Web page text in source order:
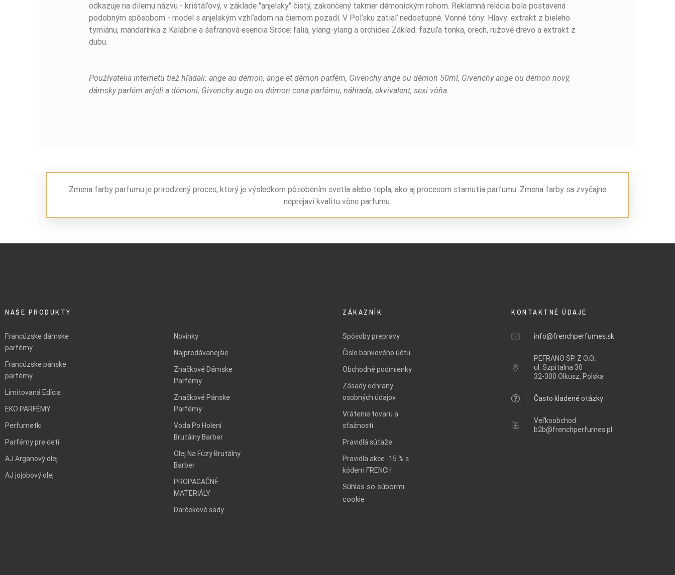
odkazuje na dilemu názvu - krištáľový, v základe "anjelsky" čistý, zakončený takmer démonickým rohom. Reklamná relácia bola postavená
podobným spôsobom - model s anjelským vzhľadom na čiernom pozadí. V Poľsku zatiaľ nedostupné. Vonné tóny: Hlavy: extrakt z bieleho
tymiánu, mandarínka z Kalábrie a šafranová esencia Srdce: ľalia, ylang-ylang a orchidea Základ: fazuľa tonka, orech, ružové drevo a extrakt z
dubu.
Používatelia internetu tiež hľadali: ange au démon, ange et démon parfém, Givenchy ange ou démon 50ml, Givenchy ange ou démon nový,
dámsky parfém anjeli a démoni, Givenchy auge ou démon cena parfému, náhrada, ekvivalent, sexi vôňa.
Zmena farby parfumu je prirodzený proces, ktorý je výsledkom pôsobením svetla alebo tepla, ako aj procesom starnutia parfumu. Zmena farby sa zvyčajne
neprejaví kvalitu vône parfumu.
NAŠE PRODUKTY
Francúzske dámske
parfémy
Francúzske pánske
parfémy
Limitovaná Edícia
EKO PARFÉMY
Perfumetki
Parfémy pre deti
AJ Arganový olej
AJ jojobový olej
Novinky
Najpredávanejšie
Značkové Dámske
Parfémy
Značkové Pánske
Parfémy
Voda Po Holení
Brutálny Barber
Olej Na Fúzy Brutálny
Barber
PROPAGAČNÉ
MATERIÁLY
Darčekové sady
ZÁKAZNÍK
Spôsoby prepravy
Číslo bankového účtu
Obchodné podmienky
Zásady ochrany
osobných údajov
Vrátenie tovaru a
sťažnosti
Pravidlá súťaže
Pravidla akce -15 % s
kódem FRENCH
Súhlas so súbormi
cookie
KONTAKTNÉ ÚDAJE
info@frenchperfumes.sk
PEFRANO SP. Z O.O.
ul. Szpitalna 30
32-300 Olkusz, Polska
Často kladené otázky
Veľkoobchod
b2b@frenchperfumes.pl